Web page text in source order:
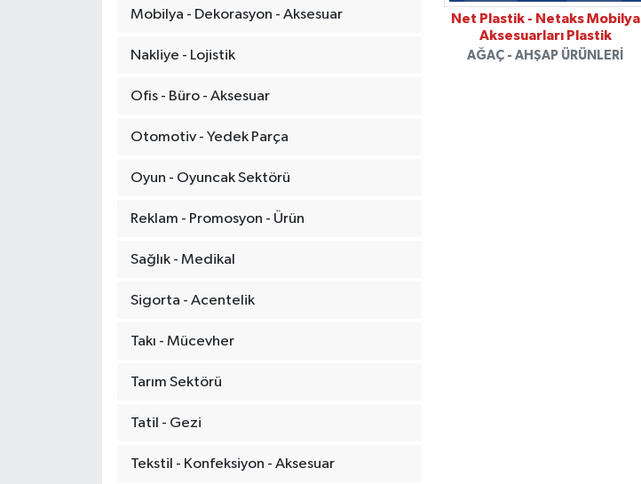
Mobilya - Dekorasyon - Aksesuar
Nakliye - Lojistik
Ofis - Büro - Aksesuar
Otomotiv - Yedek Parça
Oyun - Oyuncak Sektörü
Reklam - Promosyon - Ürün
Sağlık - Medikal
Sigorta - Acentelik
Takı - Mücevher
Tarım Sektörü
Tatil - Gezi
Tekstil - Konfeksiyon - Aksesuar
Net Plastik - Netaks Mobilya
Aksesuarları Plastik
AĞAÇ - AHŞAP ÜRÜNLERI